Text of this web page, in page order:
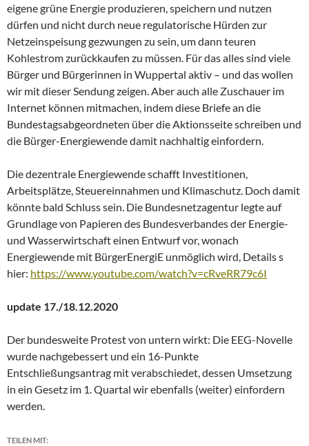
eigene grüne Energie produzieren, speichern und nutzen
dürfen und nicht durch neue regulatorische Hürden zur
Netzeinspeisung gezwungen zu sein, um dann teuren
Kohlestrom zurückkaufen zu müssen. Für das alles sind viele
Bürger und Bürgerinnen in Wuppertal aktiv – und das wollen
wir mit dieser Sendung zeigen. Aber auch alle Zuschauer im
Internet können mitmachen, indem diese Briefe an die
Bundestagsabgeordneten über die Aktionsseite schreiben und
die Bürger-Energiewende damit nachhaltig einfordern.
Die dezentrale Energiewende schafft Investitionen,
Arbeitsplätze, Steuereinnahmen und Klimaschutz. Doch damit
könnte bald Schluss sein. Die Bundesnetzagentur legte auf
Grundlage von Papieren des Bundesverbandes der Energie-
und Wasserwirtschaft einen Entwurf vor, wonach
Energiewende mit BürgerEnergiE unmöglich wird, Details s
hier: https://www.youtube.com/watch?v=cRveRR79c6I
update 17./18.12.2020
Der bundesweite Protest von untern wirkt: Die EEG-Novelle
wurde nachgebessert und ein 16-Punkte
Entschließungsantrag mit verabschiedet, dessen Umsetzung
in ein Gesetz im 1. Quartal wir ebenfalls (weiter) einfordern
werden.
TEILEN MIT: